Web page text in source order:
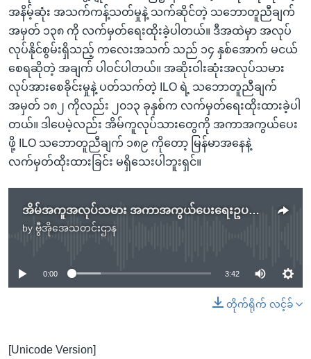
အနိမ့်ဆုံး အသက်ကန့်သတ်မှုနဲ့ သက်ဆိုင်တဲ့ သဘောတူညီချက်
အမှတ် ၁၃၈ ကို လက်မှတ်ရေးထိုးခဲ့ပါတယ်။ ဒီအထဲမှာ အလုပ်
လုပ်နိုင်စွမ်းရှိသည့် ကလေးအသက် သည် ၁၄ နှစ်အောက် မငယ်
စေရဆိုတဲ့ အချက် ပါဝင်ပါတယ်။ အဆိုးဝါးဆုံးအလုပ်သမား
လုပ်အားစေခိုင်းမှုနဲ့ ပတ်သက်တဲ့ ILO ရဲ့ သဘောတူညီချက်
အမှတ် ၁၈၂ ကိုလည်း ၂၀၁၃ ခုနှစ်က လက်မှတ်ရေးထိုးထားခဲ့ပါ
တယ်။ ဒါပေမဲ့လည်း အိမ်ကူလုပ်သားတွေကို အကာအကွယ်ပေး
ဖို့ ILO သဘောတူညီချက် ၁၈၉ ကိုတော့ မြန်မာအနေနဲ့
လက်မှတ်ထိုးထားခြင်း မရှိသေးပါဘူးရှင်။
အိမ်အကူအလုပ်သမား အကာအကွယ်ပေးရေးဥပဒေ ပြဌာန်းဖို့ လွှတ်တော်ပြင်ဆင်
by ဗွီအိုအေသတင်းဌာန
No media source currently available
0:00 3:42
တိုက်ရိုက် လင့်ခ်
[Unicode Version]